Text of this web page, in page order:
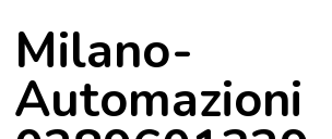
Milano-
Automazioni